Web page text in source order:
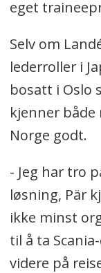
eget
Selv om
lederroller i
bosatt i Oslo
kjenner
Norge godt.
- Jeg har tro
løsning, Pär
ikke minst
til å ta
videre på